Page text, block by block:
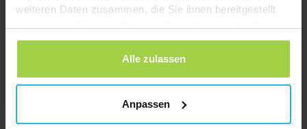
weiteren Daten zusammen, die Sie ihnen bereitgestellt
haben oder die sie im Rahmen Ihrer Nutzung der Dienste
gesammelt haben.
Alle zulassen
Anpassen
€ 104,95€ 89,95.